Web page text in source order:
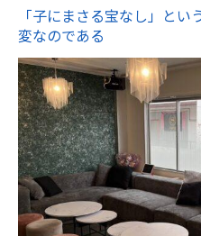
「子にまさる宝なし」と
変なのである